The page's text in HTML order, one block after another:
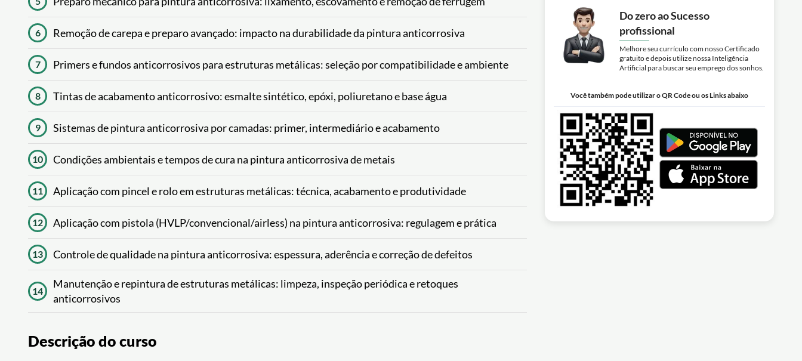
6 Remoção de carepa e preparo avançado: impacto na durabilidade da pintura anticorrosiva
7 Primers e fundos anticorrosivos para estruturas metálicas: seleção por compatibilidade e ambiente
8 Tintas de acabamento anticorrosivo: esmalte sintético, epóxi, poliuretano e base água
9 Sistemas de pintura anticorrosiva por camadas: primer, intermediário e acabamento
10 Condições ambientais e tempos de cura na pintura anticorrosiva de metais
11 Aplicação com pincel e rolo em estruturas metálicas: técnica, acabamento e produtividade
12 Aplicação com pistola (HVLP/convencional/airless) na pintura anticorrosiva: regulagem e prática
13 Controle de qualidade na pintura anticorrosiva: espessura, aderência e correção de defeitos
14
Manutenção e repintura de estruturas metálicas: limpeza, inspeção periódica e retoques
anticorrosivos
Descrição do curso
Do zero ao Sucesso
profissional
Melhore seu currículo com nosso Certificado
gratuito e depois utilize nossa Inteligência
Artificial para buscar seu emprego dos sonhos.
Você também pode utilizar o QR Code ou os Links abaixo